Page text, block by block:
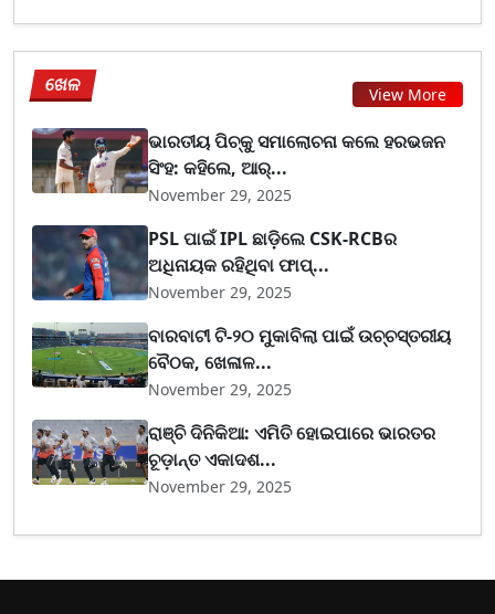
ଖେଳ View More
ଭାରତୀୟ ପିଚ୍‌କୁ ସମାଲୋଚନା କଲେ ହରଭଜନ
ସିଂହ: କହିଲେ, ଆର୍...
November 29, 2025
PSL ପାଇଁ IPL ଛାଡ଼ିଲେ CSK-RCBର
ଅଧିନାୟକ ରହିଥିବା ଫାପ୍...
November 29, 2025
ବାରବାଟୀ ଟି-୨୦ ମୁକାବିଲା ପାଇଁ ଉଚ୍ଚସ୍ତରୀୟ
ବୈଠକ, ଖେଳାଳ...
November 29, 2025
ରାଞ୍ଚି ଦିନିକିଆ: ଏମିତି ହୋଇପାରେ ଭାରତର
ଚୂଡ଼ାନ୍ତ ଏକାଦଶ...
November 29, 2025